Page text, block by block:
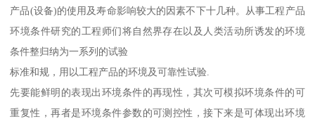
产品(设备)的使用及寿命影响较大的因素不下十几种。从事工程产品
环境条件研究的工程师们将自然界存在以及人类活动所诱发的环境
条件整归纳为一系列的试验
标准和规，用以工程产品的环境及可靠性试验.
先要能鲜明的表现出环境条件的再现性，其次可模拟环境条件的可
重复性，再者是环境条件参数的可测控性，接下来是可体现出环境